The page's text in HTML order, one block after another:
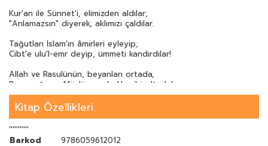
Kur'an ile Sünnet'i, elimizden aldılar;
"Anlamazsın" diyerek, aklımızı çaldılar.
Tağutları İslam'ın âmirleri eyleyip;
Cibt'e ulu'l-emr deyip, ümmeti kandırdılar!
Allah ve Rasulünün, beyanları ortada,
Buna rağmen Müslüman, balık gibi oltada!
Kitap Özellikleri
'''''''''''
Barkod
9786059612012